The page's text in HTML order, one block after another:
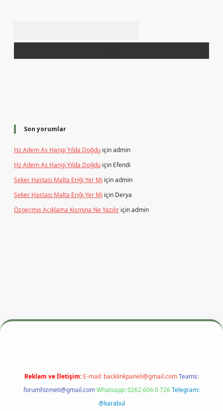
Son yorumlar
Hz Adem As Hangi Yılda Doğdu içinadmin
Hz Adem As Hangi Yılda Doğdu için Efendi
Şeker Hastası Malta Eriği Yer Mi içinadmin
Şeker Hastası Malta Eriği Yer Mi için Derya
Özgeçmiş Açıklama Kısmına Ne Yazılır içinadmin
betexper.xyzm elexbet
Reklam ve İletişim: E-mail: backlinkpaneli@gmail.comTeams:
forumhizmeti@gmail.comWhatsapp: 0262 606 0 726Telegram:
@karabul